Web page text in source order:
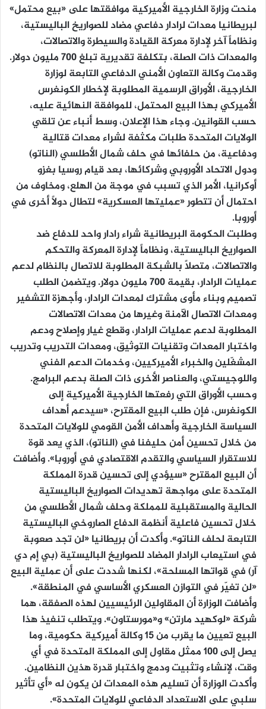
منحت وزارة الخارجية الأميركية موافقتها على «بيع محتمل»
لبريطانيا معدات لرادار دفاعي مضاد للصواريخ الباليستية،
ونظاماً آخر لإدارة معركة القيادة والسيطرة والاتصالات،
والمعدات ذات الصلة، بتكلفة تقديرية تبلغ 700 مليون دولار.
وقدمت وكالة التعاون الأمني الدفاعي التابعة لوزارة
الخارجية، الأوراق الرسمية المطلوبة لإخطار الكونغرس
الأميركي بهذا البيع المحتمل، للموافقة النهائية عليه،
حسب القوانين. وجاء هذا الإعلان، وسط أنباء عن تلقي
الولايات المتحدة طلبات مكثفة لشراء معدات قتالية
ودفاعية، من حلفائها في حلف شمال الأطلسي (الناتو)
ودول الاتحاد الأوروبي وشركائها، بعد قيام روسيا بغزو
أوكرانيا، الأمر الذي تسبب في موجة من الهلع، ومخاوف من
احتمال أن تتطور «عمليتها العسكرية» لتطال دولاً أخرى في
أوروبا.
وطلبت الحكومة البريطانية شراء رادار واحد للدفاع ضد
الصواريخ الباليستية، ونظاماً لإدارة المعركة والتحكم
والاتصالات، متصلاً بالشبكة المطلوبة للاتصال بالنظام لدعم
عمليات الرادار، بقيمة 700 مليون دولار. ويتضمن الطلب
تصميم وبناء مأوى مشترك لمعدات الرادار، وأجهزة التشفير
ومعدات الاتصال الآمنة وغيرها من معدات الاتصالات
المطلوبة لدعم عمليات الرادار، وقطع غيار وإصلاح ودعم
واختبار المعدات وتقنيات التوثيق، ومعدات التدريب وتدريب
المشغّلين والخبراء الأميركيين، وخدمات الدعم الفني
واللوجيستي، والعناصر الأخرى ذات الصلة بدعم البرامج.
وحسب الأوراق التي رفعتها الخارجية الأميركية إلى
الكونغرس، فإن طلب البيع المقترح، «سيدعم أهداف
السياسة الخارجية وأهداف الأمن القومي للولايات المتحدة
من خلال تحسين أمن حليفنا في (الناتو)، الذي يعد قوة
للاستقرار السياسي والتقدم الاقتصادي في أوروبا». وأضافت
أن البيع المقترح «سيؤدي إلى تحسين قدرة المملكة
المتحدة على مواجهة تهديدات الصواريخ الباليستية
الحالية والمستقبلية للمملكة وحلف شمال الأطلسي من
خلال تحسين فاعلية أنظمة الدفاع الصاروخي الباليستية
التابعة لحلف الناتو». وأكدت أن بريطانيا «لن تجد صعوبة
في استيعاب الرادار المضاد للصواريخ الباليستية (بي إم دي
آر) في قواتها المسلحة»، لكنها شددت على أن عملية البيع
«لن تغيّر في التوازن العسكري الأساسي في المنطقة».
وأضافت الوزارة أن المقاولين الرئيسيين لهذه الصفقة، هما
شركة «لوكهيد مارتن» و«مورستاون». ويتطلب تنفيذ هذا
البيع تعيين ما يقرب من 15 وكالة أميركية حكومية، وما
يصل إلى 100 ممثل مقاول إلى المملكة المتحدة في أي
وقت، لإنشاء وتثبيت ودمج واختبار قدرة هذين النظامين.
وأكدت الوزارة أن تسليم هذه المعدات لن يكون له «أي تأثير
سلبي على الاستعداد الدفاعي للولايات المتحدة».